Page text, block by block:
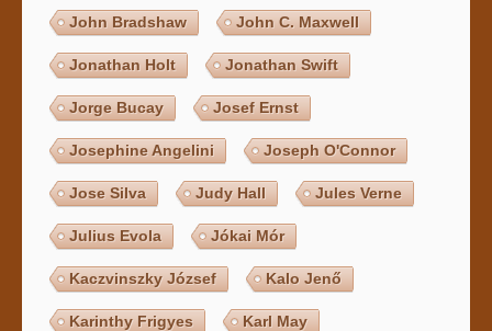
John Bradshaw John C. Maxwell
Jonathan Holt Jonathan Swift
Jorge Bucay Josef Ernst
Josephine Angelini Joseph O'Connor
Jose Silva Judy Hall Jules Verne
Julius Evola Jókai Mór
Kaczvinszky József Kalo Jenő
Karinthy Frigyes Karl May